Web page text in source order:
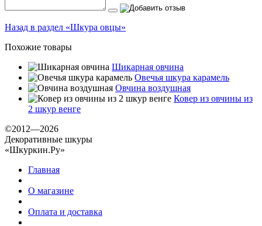
Назад в раздел «Шкура овцы»
Похожие товары
Шикарная овчина
Овечья шкура карамель
Овчина воздушная
Ковер из овчины из
2 шкур венге
©2012—2026
Декоративные шкуры
«Шкуркин.Ру»
Главная
О магазине
Оплата и доставка